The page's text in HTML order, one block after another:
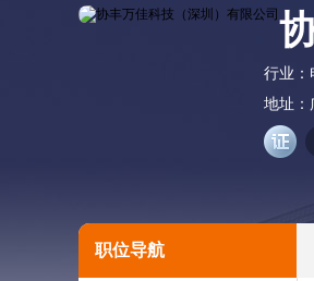
行业：
地址：
职位导航